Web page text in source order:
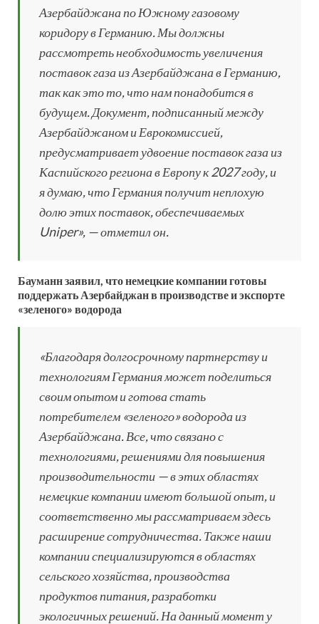
Азербайджана по Южному газовому
коридору в Германию. Мы должны
рассмотреть необходимость увеличения
поставок газа из Азербайджана в Германию,
так как это то, что нам понадобится в
будущем. Документ, подписанный между
Азербайджаном и Еврокомиссией,
предусматривает удвоение поставок газа из
Каспийского региона в Европу к 2027 году, и
я думаю, что Германия получит неплохую
долю этих поставок, обеспечиваемых
Uniper», — отметил он.
Бауманн заявил, что немецкие компании готовы
поддержать Азербайджан в производстве и экспорте
«зеленого» водорода
«Благодаря долгосрочному партнерству и
технологиям Германия может поделиться
своим опытом и готова стать
потребителем «зеленого» водорода из
Азербайджана. Все, что связано с
технологиями, решениями для повышения
производительности — в этих областях
немецкие компании имеют большой опыт, и
соответственно мы рассматриваем здесь
расширение сотрудничества. Также наши
компании специализируются в областях
сельского хозяйства, производства
продуктов питания, разработки
экологичных решений. На данный момент у